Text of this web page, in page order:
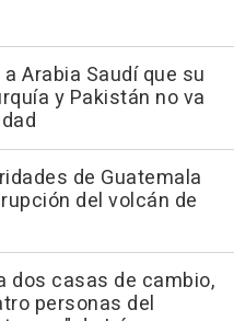
Arabia Saudí que su
y Pakistán no va
de Guatemala
del volcán de
dos casas de cambio,
personas del